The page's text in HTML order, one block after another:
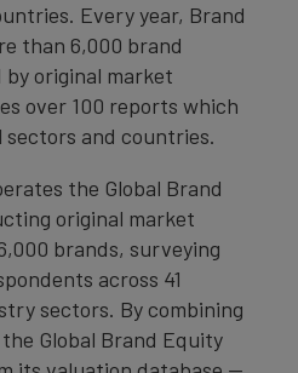
Every year, Brand
than 6,000 brand
original market
over 100 reports which
sectors and countries.
the Global Brand
original market
brands, surveying
across 41
sectors. By combining
Global Brand Equity